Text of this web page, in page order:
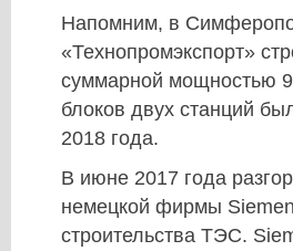
Напомним, в
«Технопромэкспорт»
суммарной мощностью
блоков двух станций
2018 года.
В июне 2017 года
немецкой фирмы
строительства ТЭС.